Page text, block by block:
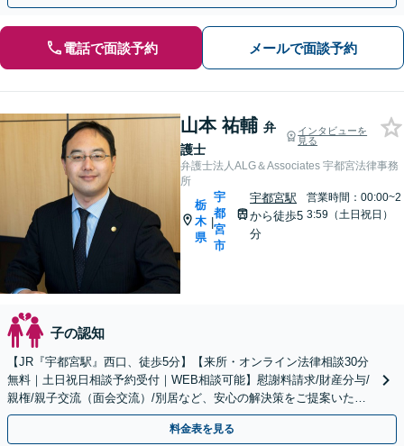
電話で面談予約 メールで面談予約
山本 祐輔 弁
護士
インタビューを
見る
弁護士法人ALG＆Associates 宇都宮法律事務
所
栃
木
県
|
宇
都
宮
市
宇都宮駅
から徒歩5
分
営業時間：00:00~2
3:59（土日祝日）
子の認知
【JR『宇都宮駅』西口、徒歩5分】【来所・オンライン法律相談30分
無料｜土日祝日相談予約受付｜WEB相談可能】慰謝料請求/財産分与/
親権/親子交流（面会交流）/別居など、安心の解決策をご提案いたし
ます
料金表を見る